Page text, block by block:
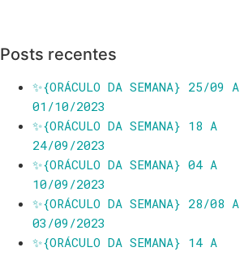
Posts recentes
✨️{ORÁCULO DA SEMANA} 25/09 A
01/10/2023
✨️{ORÁCULO DA SEMANA} 18 A
24/09/2023
✨️{ORÁCULO DA SEMANA} 04 A
10/09/2023
✨️{ORÁCULO DA SEMANA} 28/08 A
03/09/2023
✨️{ORÁCULO DA SEMANA} 14 A